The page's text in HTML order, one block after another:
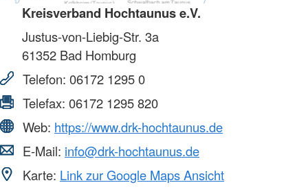
Kreisverband Hochtaunus e.V.
Justus-von-Liebig-Str. 3a
61352 Bad Homburg
Telefon: 06172 1295 0
Telefax: 06172 1295 820
Web: https://www.drk-hochtaunus.de
E-Mail: info@drk-hochtaunus.de
Karte: Link zur Google Maps Ansicht